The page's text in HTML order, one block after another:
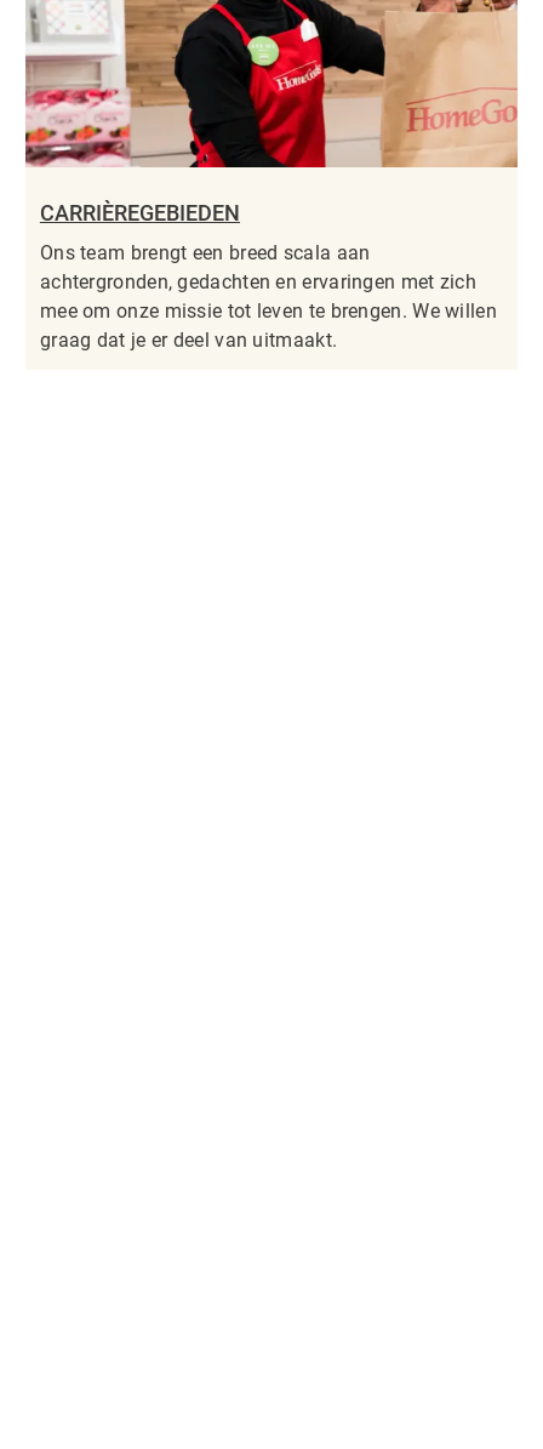
CARRIÈREGEBIEDEN
Ons team brengt een breed scala aan
achtergronden, gedachten en ervaringen met zich
mee om onze missie tot leven te brengen. We willen
graag dat je er deel van uitmaakt.